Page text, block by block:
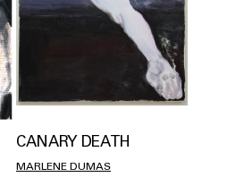
CANARY DEATH
MARLENE DUMAS